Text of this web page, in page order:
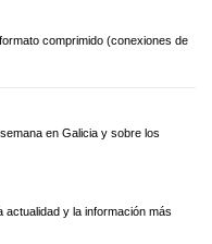
comprimido (conexiones de
en Galicia y sobre los
actualidad y la información más